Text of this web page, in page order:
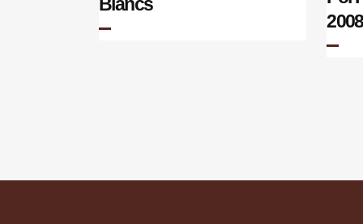
2008